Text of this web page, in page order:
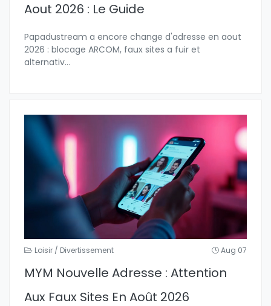
Aout 2026 : Le Guide
Papadustream a encore change d'adresse en aout
2026 : blocage ARCOM, faux sites a fuir et
alternativ...
Loisir / Divertissement Aug 07
MYM Nouvelle Adresse : Attention
Aux Faux Sites En Août 2026